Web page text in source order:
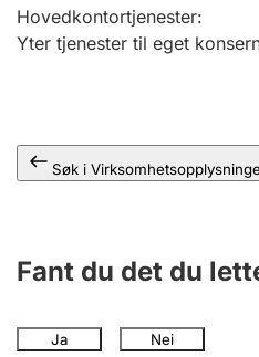
Hovedkontortjenester:
Yter tjenester til eget
Søk i
Fant du det du
Ja Nei